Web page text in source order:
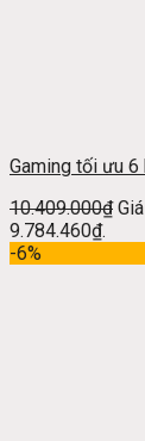
Gaming tối ưu 6
10.409.000₫
9.784.460₫.
-6%